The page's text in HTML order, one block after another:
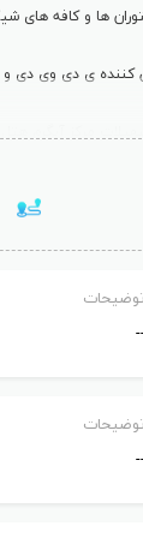
ها و کافه های
ی دی وی دی و
توضیحات
توضیحات